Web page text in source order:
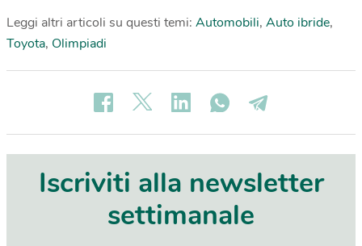
Leggi altri articoli su questi temi: Automobili, Auto ibride,
Toyota, Olimpiadi
Iscriviti alla newsletter
settimanale